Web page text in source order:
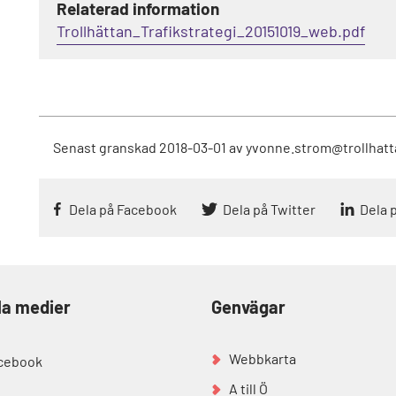
Relaterad information
Trollhättan_Trafikstrategi_20151019_web.pdf
Senast granskad 2018-03-01 av
Dela på Facebook Dela på Twitter Dela
medier Genvägar
Webbkarta
A till Ö